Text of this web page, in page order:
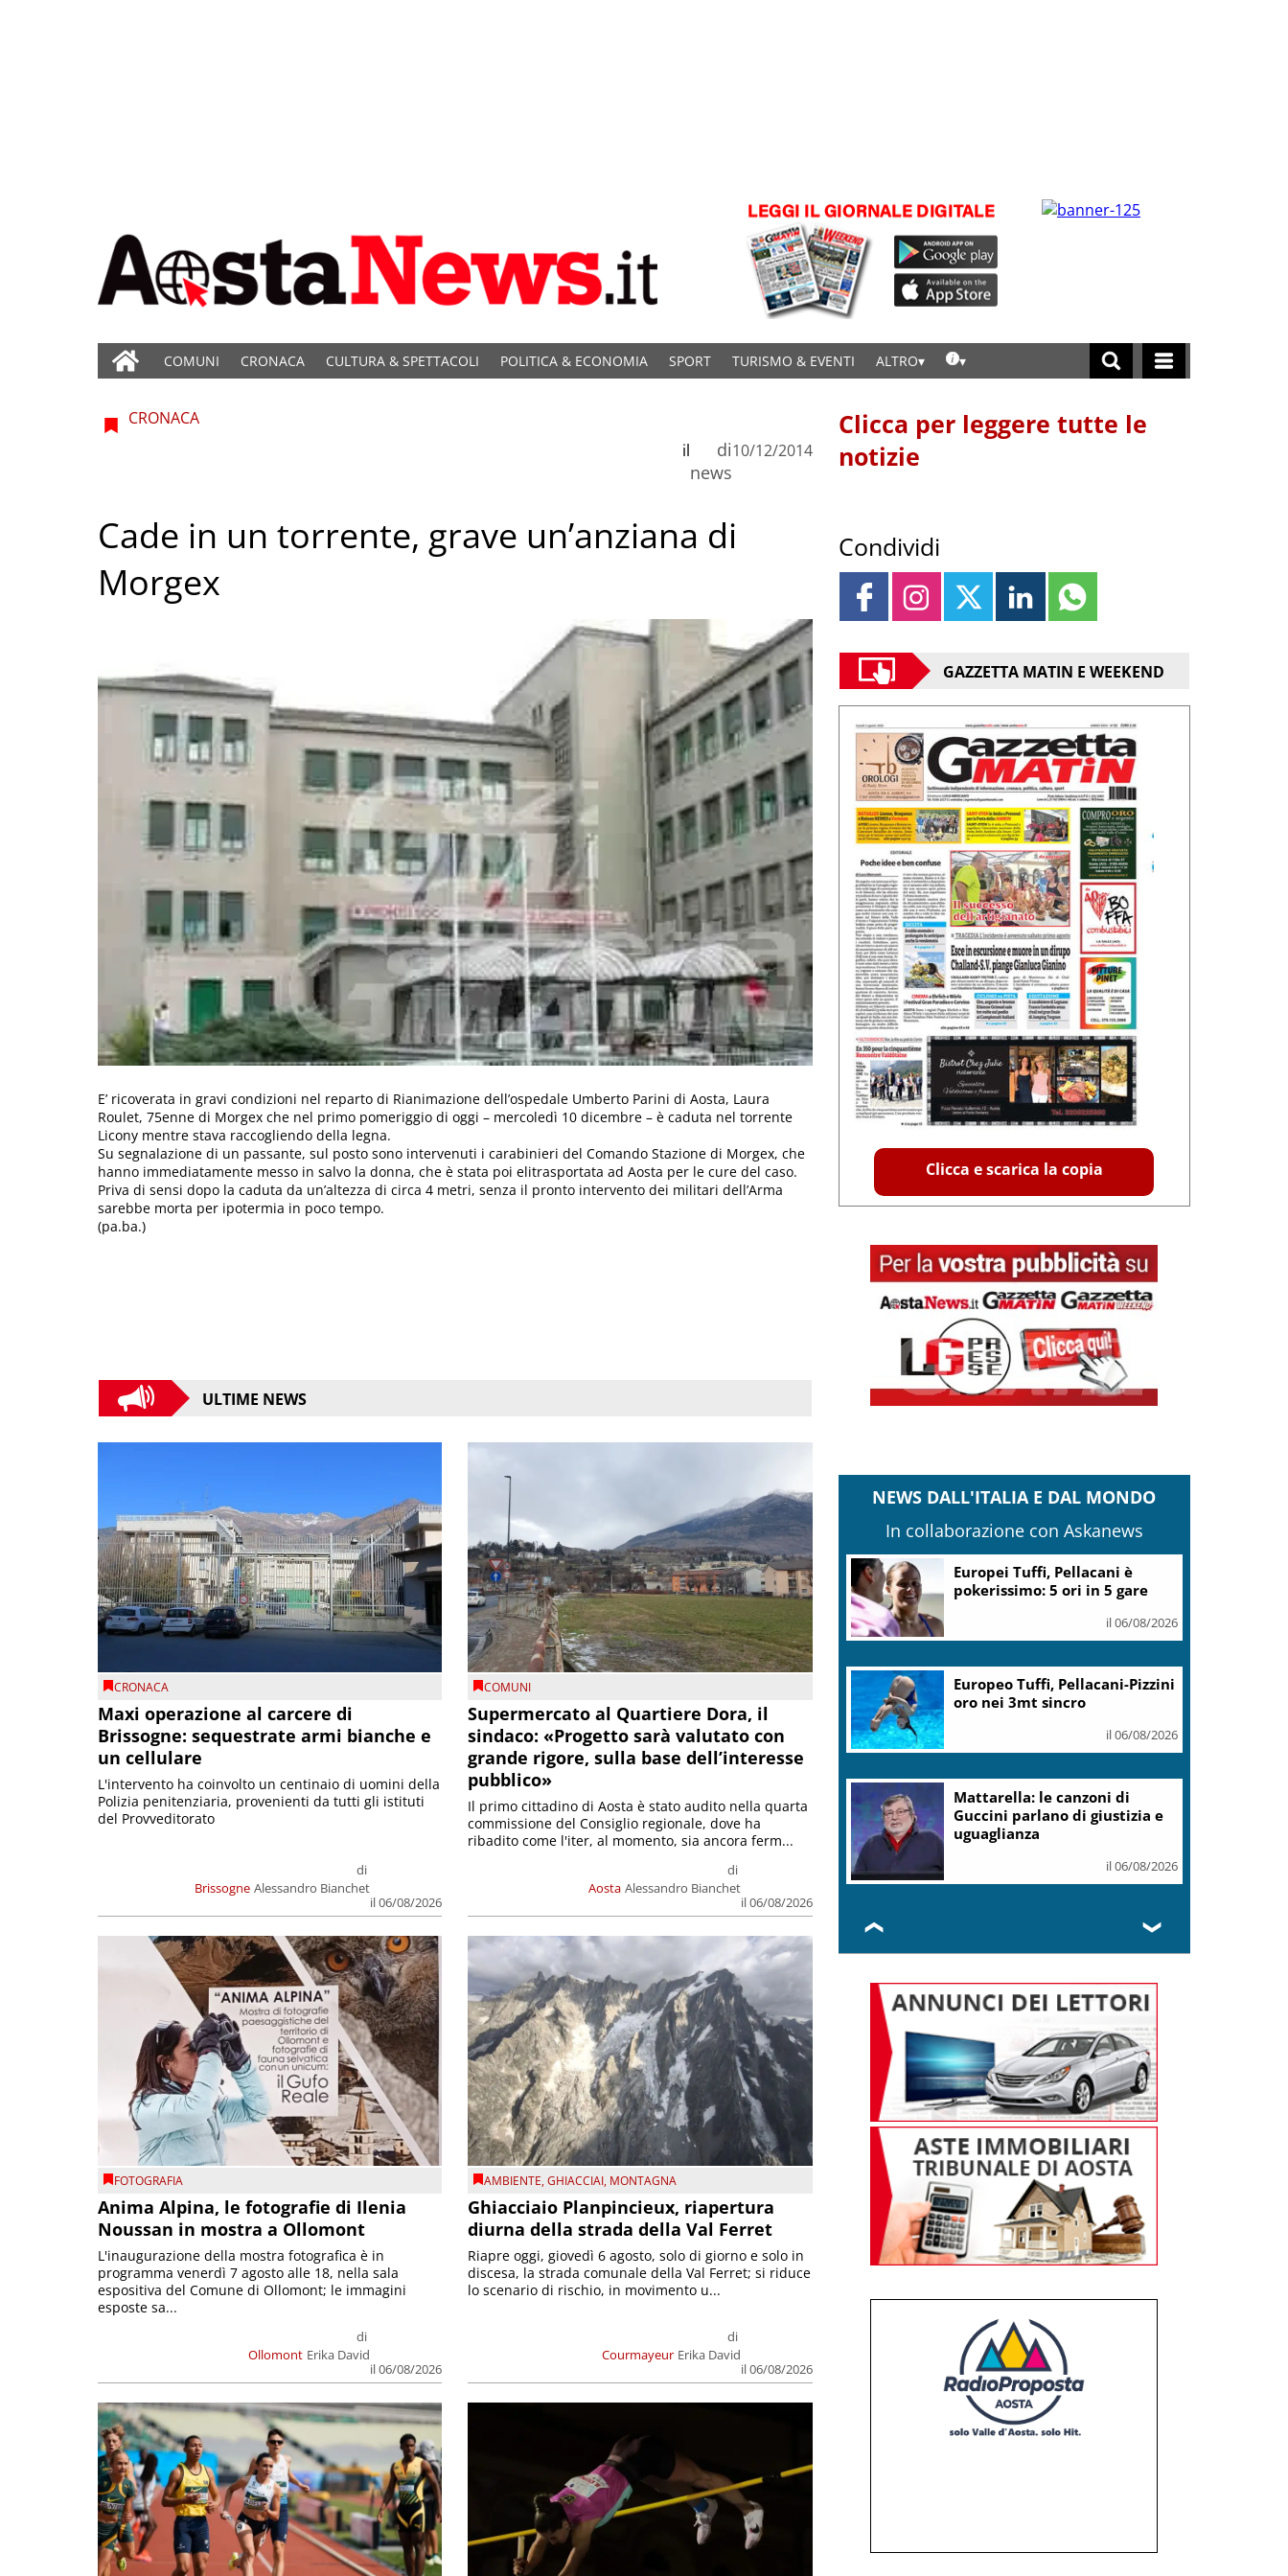
COMUNI CRONACA CULTURA & SPETTACOLI POLITICA & ECONOMIA SPORT TURISMO & EVENTI ALTRO
CRONACA
di
news
il 10/12/2014
Cade in un torrente, grave un’anziana di
Morgex
E’ ricoverata in gravi condizioni nel reparto di Rianimazione dell’ospedale Umberto Parini di Aosta, Laura
Roulet, 75enne di Morgex che nel primo pomeriggio di oggi – mercoledì 10 dicembre – è caduta nel torrente
Licony mentre stava raccogliendo della legna.
Su segnalazione di un passante, sul posto sono intervenuti i carabinieri del Comando Stazione di Morgex, che
hanno immediatamente messo in salvo la donna, che è stata poi elitrasportata ad Aosta per le cure del caso.
Priva di sensi dopo la caduta da un’altezza di circa 4 metri, senza il pronto intervento dei militari dell’Arma
sarebbe morta per ipotermia in poco tempo.
(pa.ba.)
ULTIME NEWS
CRONACA
Maxi operazione al carcere di
Brissogne: sequestrate armi bianche e
un cellulare
Brissogne
di
Alessandro Bianchet
il 06/08/2026
L'intervento ha coinvolto un centinaio di uomini della
Polizia penitenziaria, provenienti da tutti gli istituti
del Provveditorato
COMUNI
Supermercato al Quartiere Dora, il
sindaco: «Progetto sarà valutato con
grande rigore, sulla base dell’interesse
pubblico»
Aosta
di
Alessandro Bianchet
il 06/08/2026
Il primo cittadino di Aosta è stato audito nella quarta
commissione del Consiglio regionale, dove ha
ribadito come l'iter, al momento, sia ancora ferm...
FOTOGRAFIA
Anima Alpina, le fotografie di Ilenia
Noussan in mostra a Ollomont
Ollomont
di
Erika David
il 06/08/2026
L'inaugurazione della mostra fotografica è in
programma venerdì 7 agosto alle 18, nella sala
espositiva del Comune di Ollomont; le immagini
esposte sa...
AMBIENTE,GHIACCIAI, MONTAGNA
Ghiacciaio Planpincieux, riapertura
diurna della strada della Val Ferret
Courmayeur
di
Erika David
il 06/08/2026
Riapre oggi, giovedì 6 agosto, solo di giorno e solo in
discesa, la strada comunale della Val Ferret; si riduce
lo scenario di rischio, in movimento u...
Clicca per leggere tutte le
notizie
Condividi
GAZZETTA MATIN E WEEKEND
Clicca e scarica la copia
NEWS DALL'ITALIA E DAL MONDO
In collaborazione con Askanews
Europei Tuffi, Pellacani è
pokerissimo: 5 ori in 5 gare
il 06/08/2026
Europeo Tuffi, Pellacani-Pizzini
oro nei 3mt sincro
il 06/08/2026
Mattarella: le canzoni di
Guccini parlano di giustizia e
uguaglianza
il 06/08/2026
❮ ❯